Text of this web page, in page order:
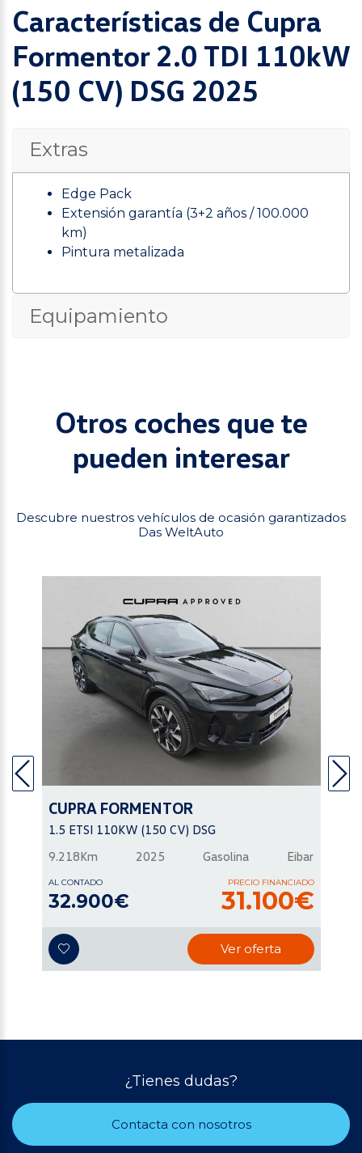
Características de Cupra
Formentor 2.0 TDI 110kW
(150 CV) DSG 2025
Extras
Edge Pack
Extensión garantía (3+2 años / 100.000
km)
Pintura metalizada
Equipamiento
Otros coches que te
pueden interesar
Descubre nuestros vehículos de ocasión garantizados
Das WeltAuto
CUPRA FORMENTOR
1.5 ETSI 110KW (150 CV) DSG
9.218Km
2025 Gasolina Eibar
AL CONTADO
32.900€
PRECIO FINANCIADO
31.100€
Ver oferta
¿Tienes dudas?
Contacta con nosotros